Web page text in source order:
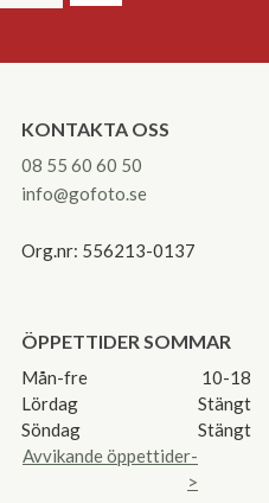
KONTAKTA OSS
08 55 60 60 50
info@gofoto.se
Org.nr: 556213-0137
ÖPPETTIDER SOMMAR
Mån-fre
10-18
Lördag
Stängt
Söndag
Stängt
Avvikande öppettider-
>